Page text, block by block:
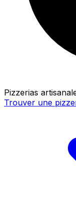
Pizzerias
Trouver une